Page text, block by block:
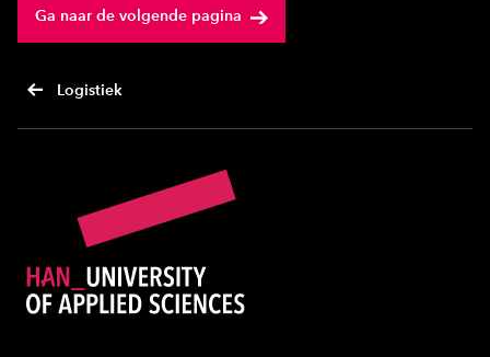
Ga naar de volgende pagina
Logistiek